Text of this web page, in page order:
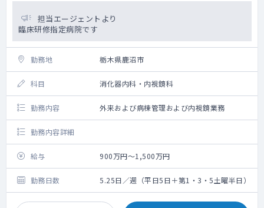
担当エージェントより
臨床研修指定病院です
勤務地 栃木県鹿沼市
科目 消化器内科・内視鏡科
勤務内容 外来および病棟管理および内視鏡業務
勤務内容詳細
給与 900万円～1,500万円
勤務日数 5.25日／週（平日5日＋第1・3・5土曜半日）